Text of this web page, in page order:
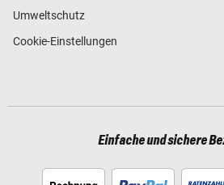
Umweltschutz
Cookie-Einstellungen
Einfache und sichere